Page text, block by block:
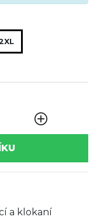
a klokaní